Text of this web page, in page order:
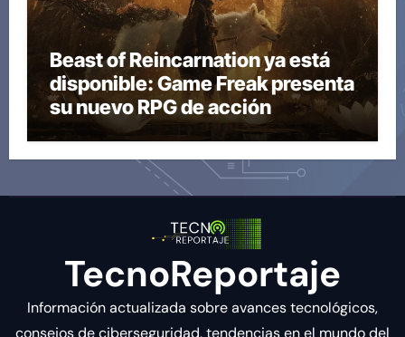
Beast of Reincarnation ya está
disponible: Game Freak presenta
su nuevo RPG de acción
TecnoReportaje
Información actualizada sobre avances tecnológicos,
consejos de ciberseguridad, tendencias en el mundo del